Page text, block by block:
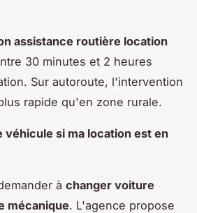
assistance routière location
30 minutes et 2 heures
Sur autoroute, l'intervention
rapide qu'en zone rurale.
véhicule si ma location est en
à changer voiture
mécanique. L'agence propose